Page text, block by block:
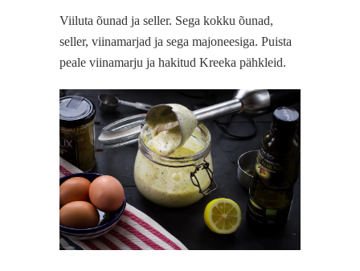
Viiluta õunad ja seller. Sega kokku õunad,
seller, viinamarjad ja sega majoneesiga. Puista
peale viinamarju ja hakitud Kreeka pähkleid.